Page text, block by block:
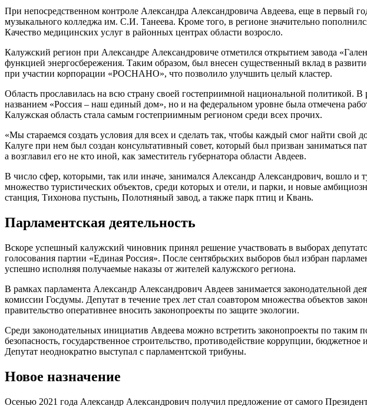
При непосредственном контроле Александра Александровича Авдеева, еще в первый
музыкального колледжа им. С.И. Танеева. Кроме того, в регионе значительно
Качество медицинских услуг в районных центрах области возросло.
Калужский регион при Александре Александровиче отметился открытием завода
функцией энергосбережения. Таким образом, был внесен существенный вклад в
при участии корпорации «РОСНАНО», что позволило улучшить целый кластер.
Область прославилась на всю страну своей гостеприимной национальной политикой.
названием «Россия – наш единый дом», но и на федеральном уровне была отмечена
Калужская область стала самым гостеприимным регионом среди всех прочих.
«Мы стараемся создать условия для всех и сделать так, чтобы каждый смог найти
Калуге при нем был создан консультативный совет, который был призван заниматься
а возглавил его не кто иной, как заместитель губернатора области Авдеев.
В число сфер, которыми, так или иначе, занимался Александр Александрович, вошло и
множество туристических объектов, среди которых и отели, и парки, и новые
станция, Тихонова пустынь, Полотняный завод, а также парк птиц и Квань.
Парламентская деятельность
Вскоре успешный калужский чиновник принял решение участвовать в выборах
голосования партии «Единая Россия». После сентябрьских выборов был избран
успешно исполняя получаемые наказы от жителей калужского региона.
В рамках парламента Александр Александрович Авдеев занимается законодательной
комиссии Госдумы. Депутат в течение трех лет стал соавтором множества объектов
правительство оперативнее вносить законопроекты по защите экологии.
Среди законодательных инициатив Авдеева можно встретить законопроекты по
безопасность, государственное строительство, противодействие коррупции,
Депутат неоднократно выступал с парламентской трибуны.
Новое назначение
Осенью 2021 года Александр Александрович получил предложение от самого